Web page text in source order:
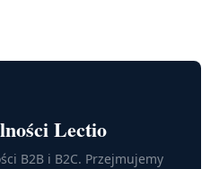
Lectio
B2B i B2C. Przejmujemy